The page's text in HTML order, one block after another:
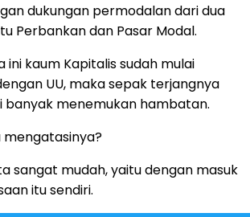
dukungan permodalan dari dua
Perbankan dan Pasar Modal.
ini kaum Kapitalis sudah mulai
UU, maka sepak terjangnya
banyak menemukan hambatan.
sangat mudah, yaitu dengan masuk
itu sendiri.